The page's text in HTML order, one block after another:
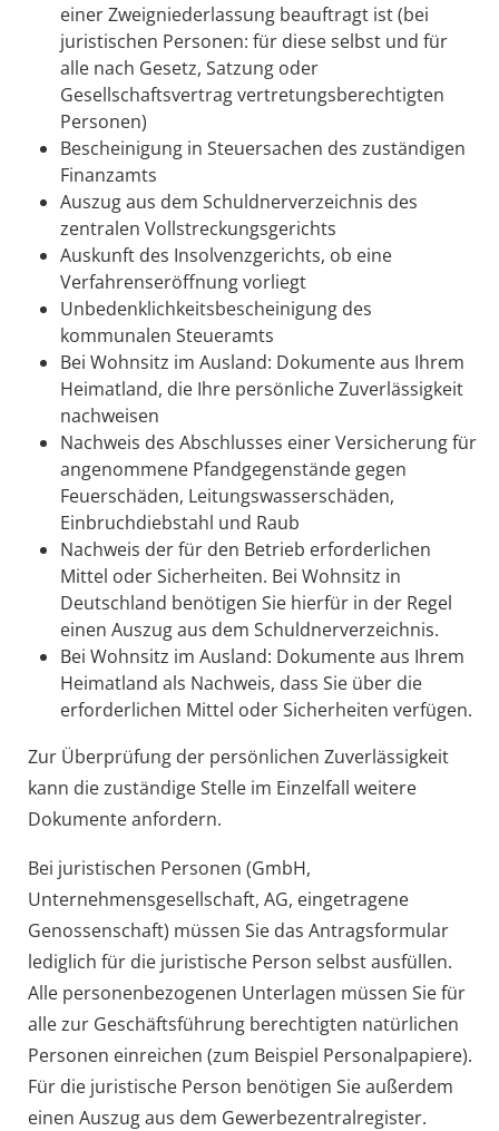
einer Zweigniederlassung beauftragt ist (bei
juristischen Personen: für diese selbst und für
alle nach Gesetz, Satzung oder
Gesellschaftsvertrag vertretungsberechtigten
Personen)
Bescheinigung in Steuersachen des zuständigen
Finanzamts
Auszug aus dem Schuldnerverzeichnis des
zentralen Vollstreckungsgerichts
Auskunft des Insolvenzgerichts, ob eine
Verfahrenseröffnung vorliegt
Unbedenklichkeitsbescheinigung des
kommunalen Steueramts
Bei Wohnsitz im Ausland: Dokumente aus Ihrem
Heimatland, die Ihre persönliche Zuverlässigkeit
nachweisen
Nachweis des Abschlusses einer Versicherung für
angenommene Pfandgegenstände gegen
Feuerschäden, Leitungswasserschäden,
Einbruchdiebstahl und Raub
Nachweis der für den Betrieb erforderlichen
Mittel oder Sicherheiten. Bei Wohnsitz in
Deutschland benötigen Sie hierfür in der Regel
einen Auszug aus dem Schuldnerverzeichnis.
Bei Wohnsitz im Ausland: Dokumente aus Ihrem
Heimatland als Nachweis, dass Sie über die
erforderlichen Mittel oder Sicherheiten verfügen.
Zur Überprüfung der persönlichen Zuverlässigkeit
kann die zuständige Stelle im Einzelfall weitere
Dokumente anfordern.
Bei juristischen Personen (GmbH,
Unternehmensgesellschaft, AG, eingetragene
Genossenschaft) müssen Sie das Antragsformular
lediglich für die juristische Person selbst ausfüllen.
Alle personenbezogenen Unterlagen müssen Sie für
alle zur Geschäftsführung berechtigten natürlichen
Personen einreichen (zum Beispiel Personalpapiere).
Für die juristische Person benötigen Sie außerdem
einen Auszug aus dem Gewerbezentralregister.